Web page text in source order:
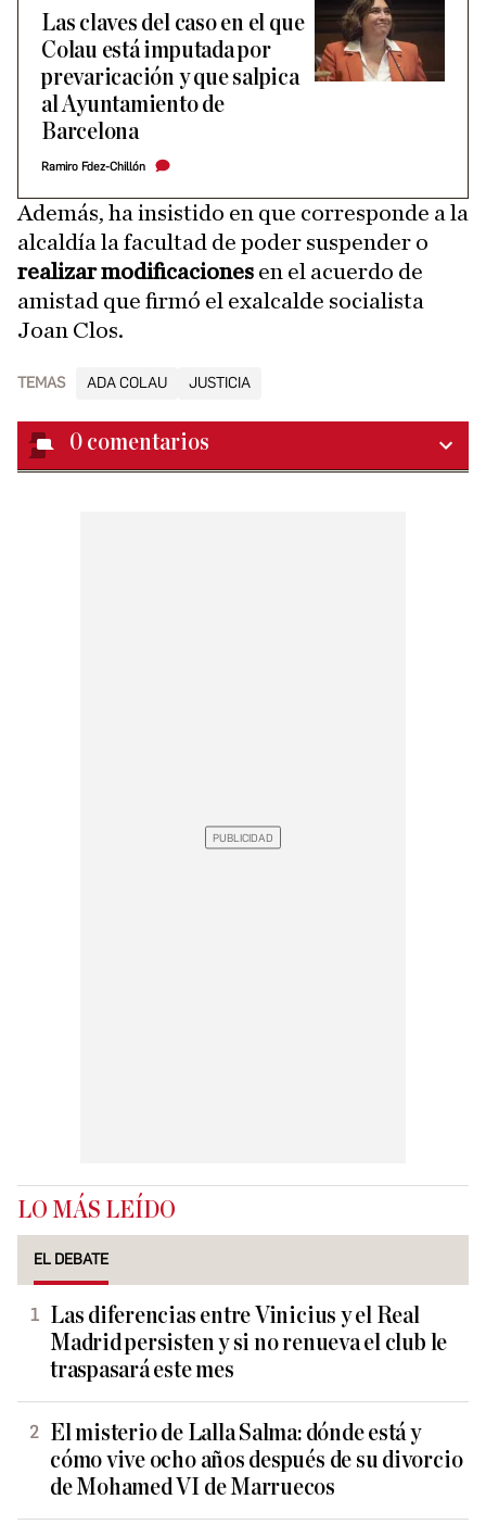
Las claves del caso en el que
Colau está imputada por
prevaricación y que salpica
al Ayuntamiento de
Barcelona
Ramiro Fdez-Chillón
Además, ha insistido en que corresponde a la
alcaldía la facultad de poder suspender o
realizar modificaciones en el acuerdo de
amistad que firmó el exalcalde socialista
Joan Clos.
TEMAS ADA COLAU JUSTICIA
0 comentarios
LO MÁS LEÍDO
EL DEBATE
Las diferencias entre Vinicius y el Real
Madrid persisten y si no renueva el club le
traspasará este mes
El misterio de Lalla Salma: dónde está y
cómo vive ocho años después de su divorcio
de Mohamed VI de Marruecos